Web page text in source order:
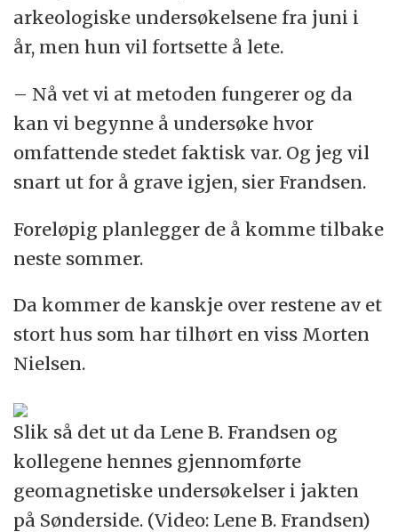
arkeologiske undersøkelsene fra juni i
år, men hun vil fortsette å lete.
– Nå vet vi at metoden fungerer og da
kan vi begynne å undersøke hvor
omfattende stedet faktisk var. Og jeg vil
snart ut for å grave igjen, sier Frandsen.
Foreløpig planlegger de å komme tilbake
neste sommer.
Da kommer de kanskje over restene av et
stort hus som har tilhørt en viss Morten
Nielsen.
Slik så det ut da Lene B. Frandsen og
kollegene hennes gjennomførte
geomagnetiske undersøkelser i jakten
på Sønderside. (Video: Lene B. Frandsen)